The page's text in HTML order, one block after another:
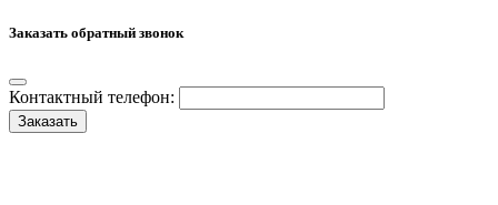
Заказать обратный звонок
Контактный телефон:
Заказать